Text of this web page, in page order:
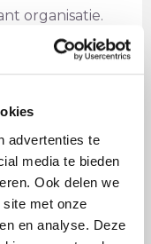
advertenties te
media te bieden
Ook delen we
met onze
en analyse. Deze
organisatie.
game